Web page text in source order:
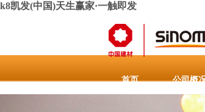
k8凯发(中国)天生赢家·一触即发
首页 公司概
联